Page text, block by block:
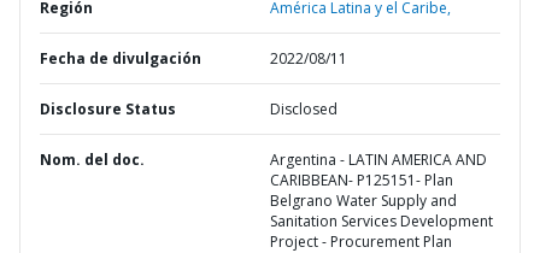
Región América Latina y el Caribe,
Fecha de divulgación 2022/08/11
Disclosure Status Disclosed
Nom. del doc.
Argentina - LATIN AMERICA AND
CARIBBEAN- P125151- Plan
Belgrano Water Supply and
Sanitation Services Development
Project - Procurement Plan